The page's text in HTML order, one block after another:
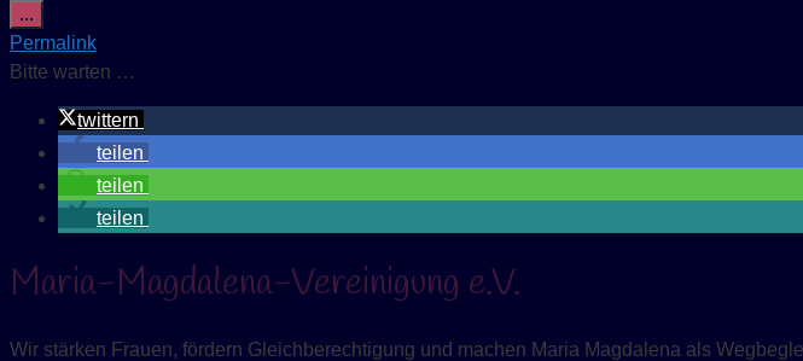
...
Metabox
ein-/ausblenden.
Permalink
Bitte warten …
twittern
teilen
teilen
teilen
Maria-Magdalena-Vereinigung e.V.
Wir stärken Frauen, fördern Gleichberechtigung und machen Maria Magdalena als